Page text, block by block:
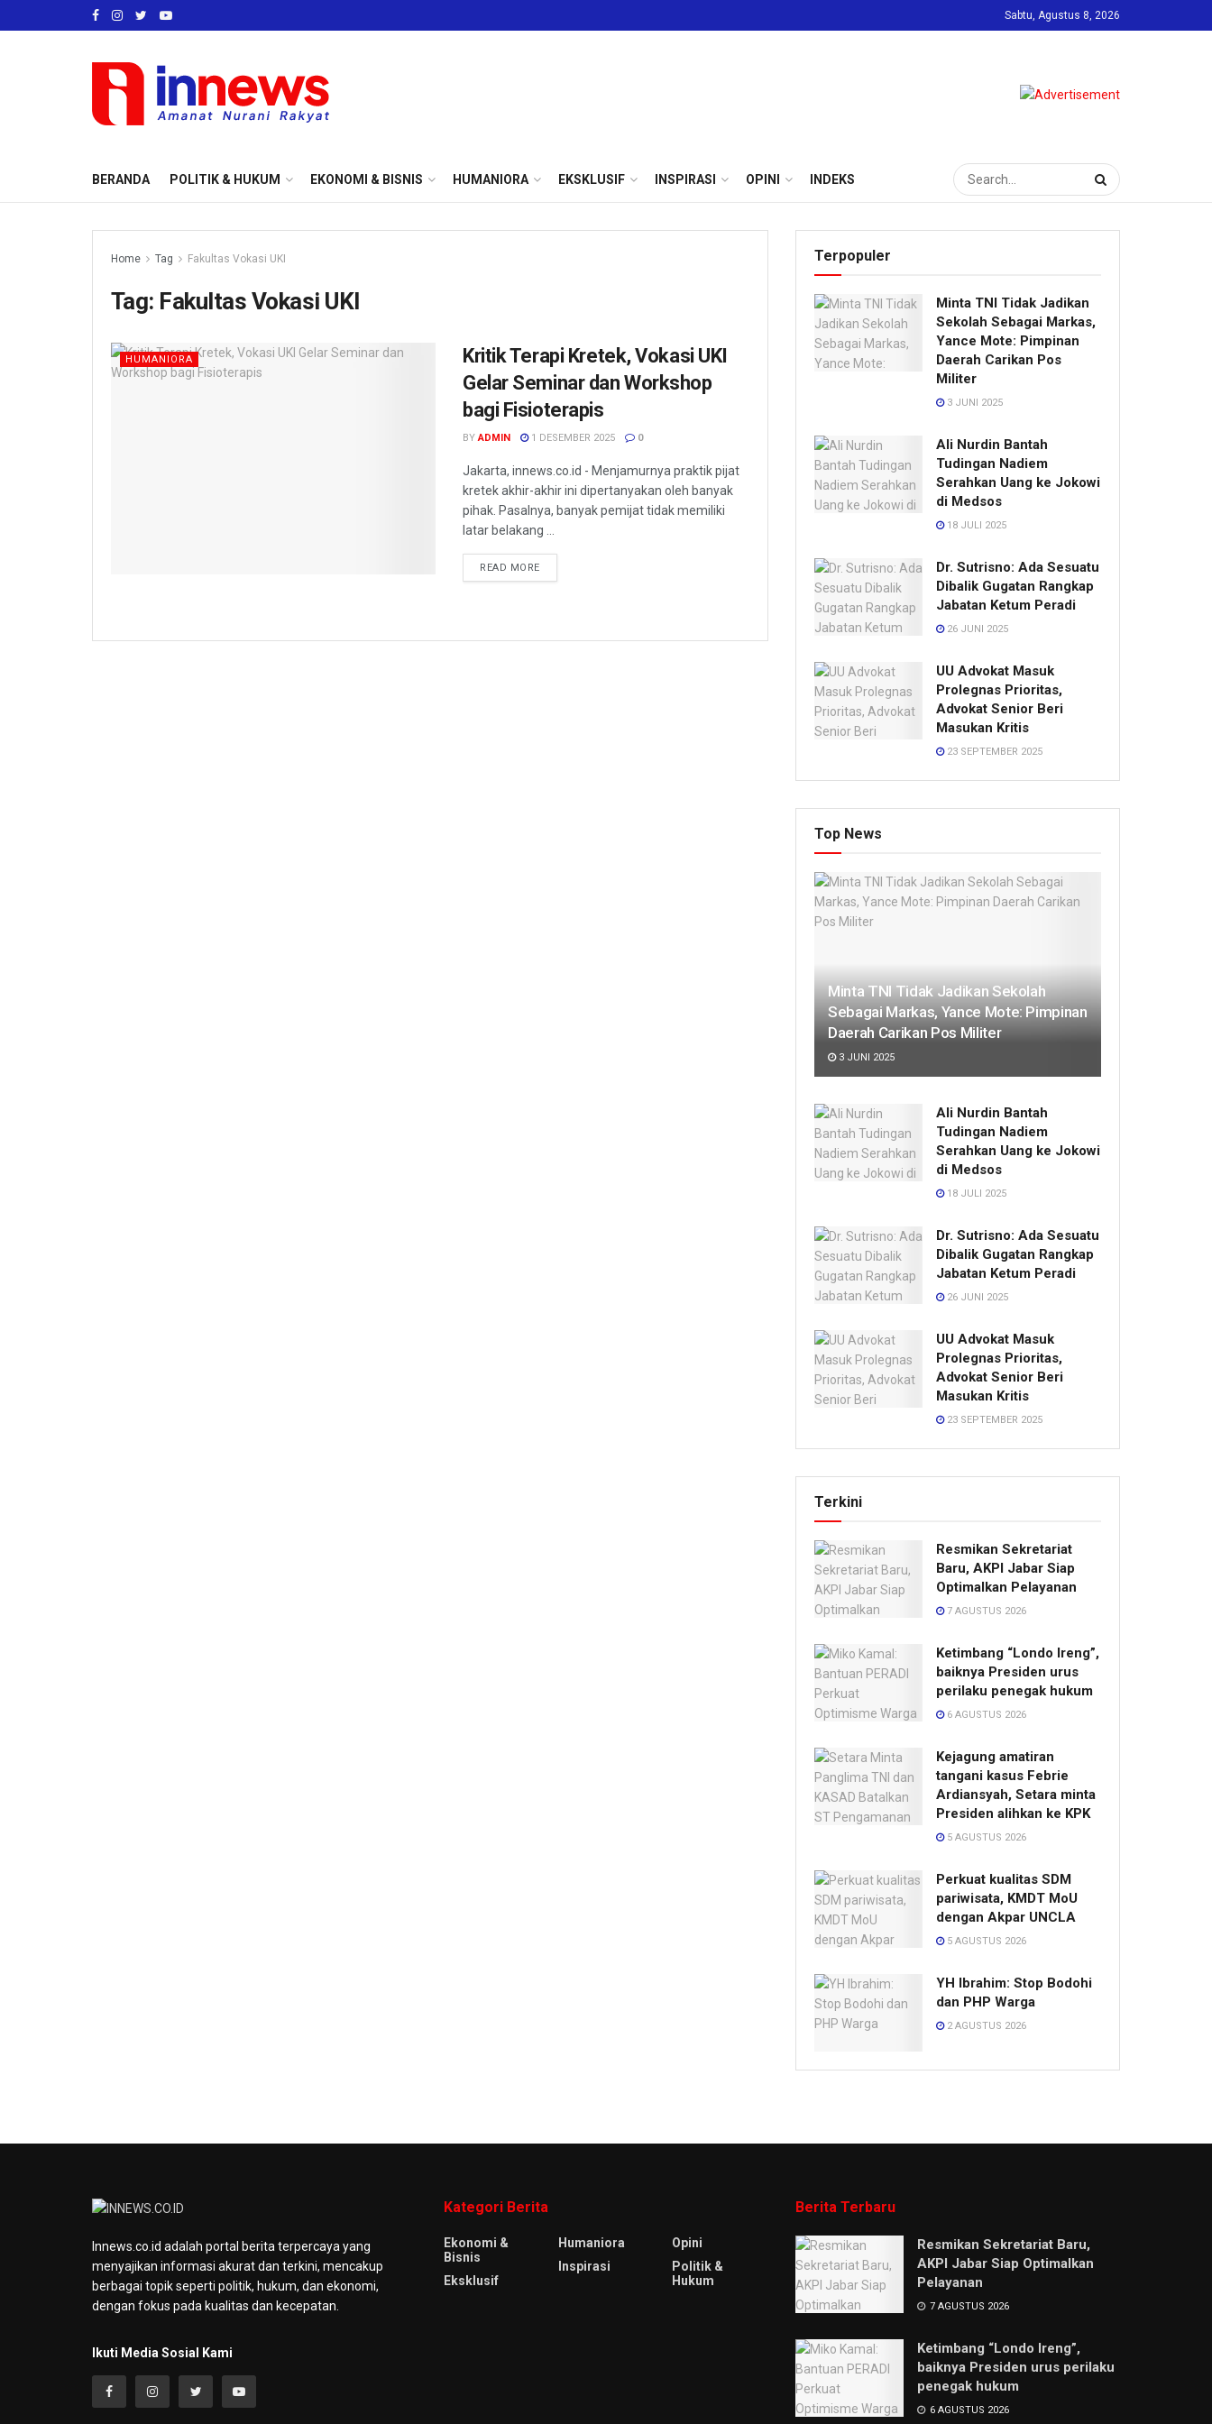
Sabtu, Agustus 8, 2026
BERANDA POLITIK & HUKUM EKONOMI & BISNIS HUMANIORA EKSKLUSIF INSPIRASI OPINI INDEKS
Home Tag Fakultas Vokasi UKI
Tag: Fakultas Vokasi UKI
HUMANIORA
Kritik Terapi Kretek, Vokasi UKI
Gelar Seminar dan Workshop
bagi Fisioterapis
BY ADMIN 1 DESEMBER 2025 0
Jakarta, innews.co.id - Menjamurnya praktik pijat
kretek akhir-akhir ini dipertanyakan oleh banyak
pihak. Pasalnya, banyak pemijat tidak memiliki
latar belakang ...
READ MORE
Terpopuler
Minta TNI Tidak Jadikan
Sekolah Sebagai Markas,
Yance Mote: Pimpinan
Daerah Carikan Pos
Militer
3 JUNI 2025
Ali Nurdin Bantah
Tudingan Nadiem
Serahkan Uang ke Jokowi
di Medsos
18 JULI 2025
Dr. Sutrisno: Ada Sesuatu
Dibalik Gugatan Rangkap
Jabatan Ketum Peradi
26 JUNI 2025
UU Advokat Masuk
Prolegnas Prioritas,
Advokat Senior Beri
Masukan Kritis
23 SEPTEMBER 2025
Top News
Minta TNI Tidak Jadikan Sekolah
Sebagai Markas, Yance Mote: Pimpinan
Daerah Carikan Pos Militer
3 JUNI 2025
Ali Nurdin Bantah
Tudingan Nadiem
Serahkan Uang ke Jokowi
di Medsos
18 JULI 2025
Dr. Sutrisno: Ada Sesuatu
Dibalik Gugatan Rangkap
Jabatan Ketum Peradi
26 JUNI 2025
UU Advokat Masuk
Prolegnas Prioritas,
Advokat Senior Beri
Masukan Kritis
23 SEPTEMBER 2025
Terkini
Resmikan Sekretariat
Baru, AKPI Jabar Siap
Optimalkan Pelayanan
7 AGUSTUS 2026
Ketimbang “Londo Ireng”,
baiknya Presiden urus
perilaku penegak hukum
6 AGUSTUS 2026
Kejagung amatiran
tangani kasus Febrie
Ardiansyah, Setara minta
Presiden alihkan ke KPK
5 AGUSTUS 2026
Perkuat kualitas SDM
pariwisata, KMDT MoU
dengan Akpar UNCLA
5 AGUSTUS 2026
YH Ibrahim: Stop Bodohi
dan PHP Warga
2 AGUSTUS 2026
Innews.co.id adalah portal berita terpercaya yang
menyajikan informasi akurat dan terkini, mencakup
berbagai topik seperti politik, hukum, dan ekonomi,
dengan fokus pada kualitas dan kecepatan.
Ikuti Media Sosial Kami
Kategori Berita
Ekonomi &
Bisnis
Eksklusif
Humaniora
Inspirasi
Opini
Politik &
Hukum
Berita Terbaru
Resmikan Sekretariat Baru,
AKPI Jabar Siap Optimalkan
Pelayanan
7 AGUSTUS 2026
Ketimbang “Londo Ireng”,
baiknya Presiden urus perilaku
penegak hukum
6 AGUSTUS 2026